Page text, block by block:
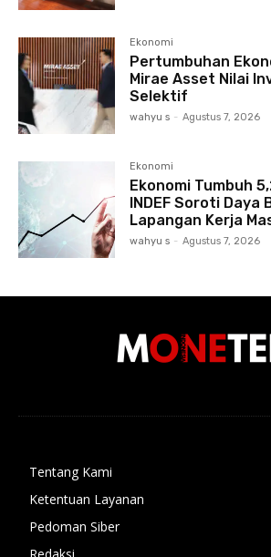
Ekonomi
Pertumbuhan
Mirae Asset Nilai
Selektif
wahyu s - Agustus 7, 2026
Ekonomi
Ekonomi Tumbuh
INDEF Soroti Daya
Lapangan Kerja
wahyu s - Agustus 7, 2026
Tentang Kami
Ketentuan Layanan
Pedoman Siber